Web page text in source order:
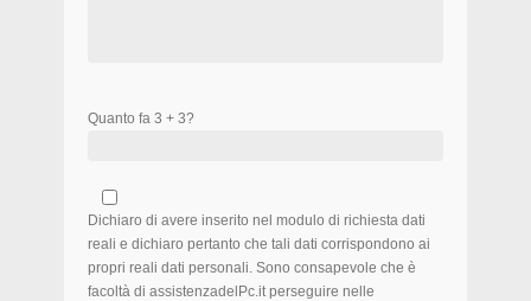
Quanto fa 3 + 3?
Dichiaro di avere inserito nel modulo di richiesta dati
reali e dichiaro pertanto che tali dati corrispondono ai
propri reali dati personali. Sono consapevole che è
facoltà di assistenzadelPc.it perseguire nelle